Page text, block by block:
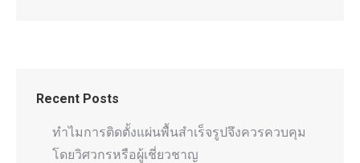
Recent Posts
ทำไมการติดตั้งแผ่นพื้นสำเร็จรูปจึงควรควบคุม
โดยวิศวกรหรือผู้เชี่ยวชาญ